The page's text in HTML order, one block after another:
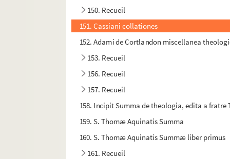
150. Recueil
151. Cassiani collationes
152. Adami de Cortlandon miscellanea
153. Recueil
156. Recueil
157. Recueil
158. Incipit Summa de theologia, edita a
159. S. Thomæ Aquinatis Summa
160. S. Thomæ Aquinatis Summæ liber primus
161. Recueil